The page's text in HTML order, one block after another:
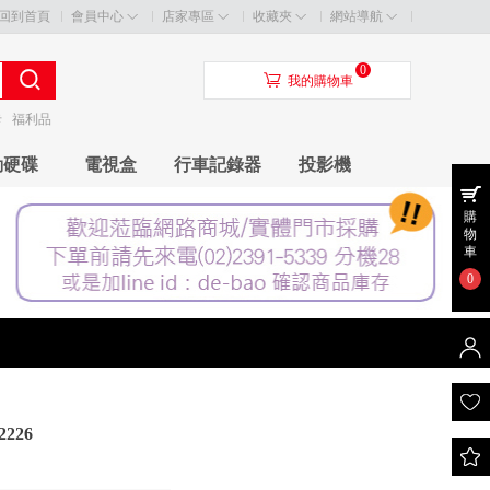
回到首頁 會員中心 店家專區 收藏夾 網站導航
福利品
󰃦 我的購物車
0
碟 電視盒 行車記錄器 投影機
購
物
車
0